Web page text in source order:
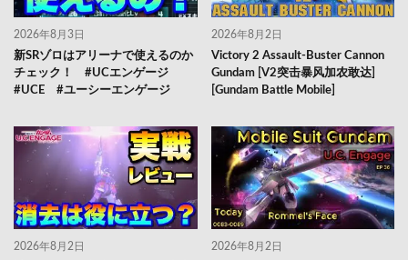
2026年8月3日
新SRゾロはアリーナで使えるのか
チェック！ #UCエンゲージ
#UCE #ユーシーエンゲージ
2026年8月2日
Victory 2 Assault-Buster Cannon
Gundam [V2突击暴风加农敢达]
[Gundam Battle Mobile]
2026年8月2日 2026年8月2日